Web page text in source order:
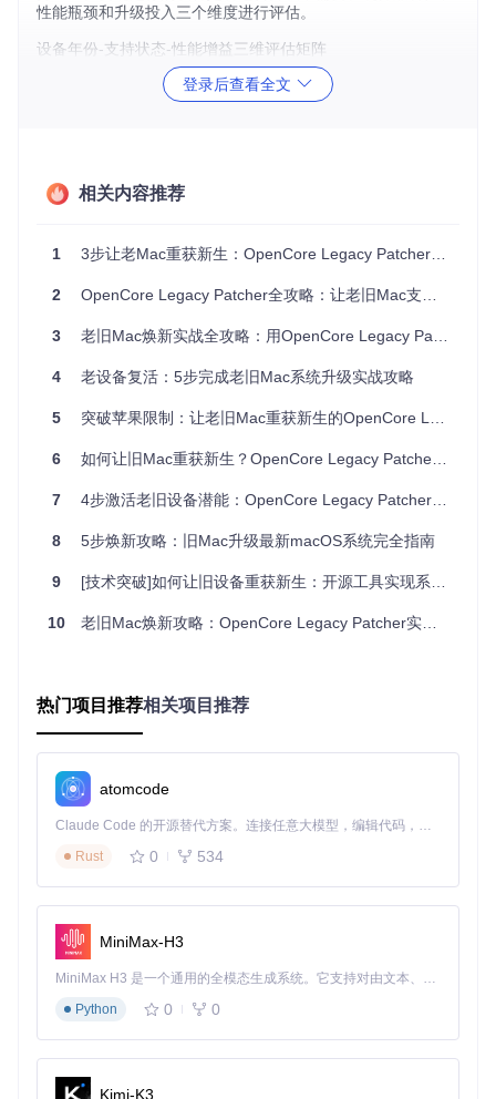
性能瓶颈和升级投入三个维度进行评估。
设备年份-支持状态-性能增益三维评估矩阵
支持状
态
最高系统版
本
性能
增益
2010-2
011
持
前
支持
Sur
0%
要查看你的Mac型号，点击左上角苹果图标 > "关于本机"，
示2015年款15英寸MacBook Pro。
性能瓶颈分析：你的Mac卡在哪里？
SD)可提升50-200%系统响应速度
内存限制：4GB以下内存在现代系统中会明显卡顿，建议至
少升级到8GB
图形性能：旧款集成显卡可能无法支持新系统的图形要求，
CPU兼容性：部分旧CPU缺少新指令集，需要模拟支持
⚠️警告：2008年及更早的Mac机型由于硬件限制，升级效果
硬件状况良好，升级通常能显著提升使用体验，性价比远高于
购买新机。对于2010-2011年的机型，建议谨慎评估，部分功
能可能无法完美支持。
二、方案选型：旧Mac升级的最佳路径
为什么OpenCore Legacy Patcher是旧Mac的最佳选择？
OpenCore Legacy Patcher（OCLP）是一个开源工具，通过
模拟受支持的硬件配置，让旧Mac能够安装和运行新版本mac
OS。它的工作原理类似于给旧设备颁发"新版系统准入证"，告
诉macOS"我符合系统要求"。
OCLP的核心优势：
支持官方已放弃的旧款Mac
登录后查看全文
相关内容推荐
1 3步让老Mac重获新生：OpenCore Legacy Patcher解锁现代 macOS 全攻略
2 OpenCore Legacy Patcher全攻略：让老旧Mac支持最新macOS系统
3 老旧Mac焕新实战全攻略：用OpenCore Legacy Patcher突破系统限制
4 老设备复活：5步完成老旧Mac系统升级实战攻略
5 突破苹果限制：让老旧Mac重获新生的OpenCore Legacy Patcher全攻略
6 如何让旧Mac重获新生？OpenCore Legacy Patcher实现旧Mac升级macOS全攻略
7 4步激活老旧设备潜能：OpenCore Legacy Patcher系统升级全攻略
8 5步焕新攻略：旧Mac升级最新macOS系统完全指南
9 [技术突破]如何让旧设备重获新生：开源工具实现系统升级全攻略
10 老旧Mac焕新攻略：OpenCore Legacy Patcher实战指南
热门项目推荐相关项目推荐
atomcode
Claude Code 的开源替代方案。连接任意大模型，编辑代码，运行命令，自动验证 — 全自动执行。用 Rust 构建，极致性能。 ｜ An open-source alternative to Claude Code. Connect any LLM, edit code, run commands, and verify changes — autonomously. Built in Rust for speed. Get Started
Rust
0 534
MiniMax-H3
MiniMax H3 是一个通用的全模态生成系统。它支持对由文本、图像、视频和音频组成的多模态上下文进行统一理解，并能生成分辨率高达 2K、时长可达 15 秒的带原生立体声音频的视频。得益于面向任务泛化的系统设计，H3 在预训练阶段就已具备广泛的多模态上下文理解与生成能力，能够出色地执行复杂的多模态指令。
Python
0 0
Kimi-K3